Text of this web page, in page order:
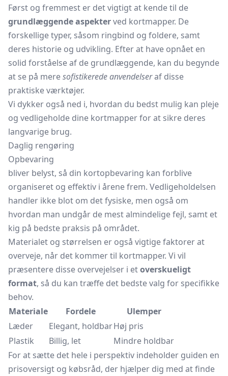
Først og fremmest er det vigtigt at kende til de
grundlæggende aspekterved kortmapper. De
forskellige typer, såsom ringbind og foldere, samt
deres historie og udvikling. Efter at have opnået en
solid forståelse af de grundlæggende, kan du begynde
at se på meresofistikerede anvendelseraf disse
praktiske værktøjer.
Vi dykker også ned i, hvordan du bedst mulig kan pleje
og vedligeholde dine kortmapper for at sikre deres
langvarige brug.
Daglig rengøring
Opbevaring
bliver belyst, så din kortopbevaring kan forblive
organiseret og effektiv i årene frem. Vedligeholdelsen
handler ikke blot om det fysiske, men også om
hvordan man undgår de mest almindelige fejl, samt et
kig på bedste praksis på området.
Materialet og størrelsen er også vigtige faktorer at
overveje, når det kommer til kortmapper. Vi vil
præsentere disse overvejelser i etoverskueligt
format, så du kan træffe det bedste valg for specifikke
behov.
Materiale
Fordele
Ulemper
Læder
Elegant, holdbarHøj pris
Plastik
Billig, let
Mindre holdbar
For at sætte det hele i perspektiv indeholder guiden en
prisoversigt og købsråd, der hjælper dig med at finde